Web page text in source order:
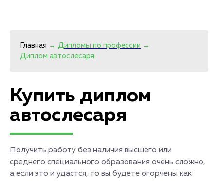
Главная → Дипломы по профессии →
Диплом автослесаря
Купить диплом
автослесаря
Получить работу без наличия высшего или
среднего специального образования очень сложно,
а если это и удастся, то вы будете огорчены как